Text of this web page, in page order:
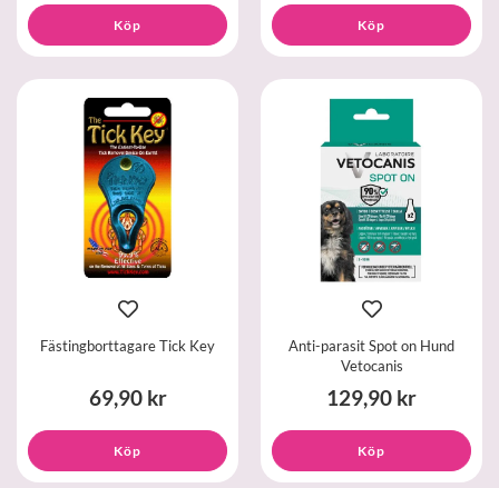
Köp Köp
Fästingborttagare Tick Key
69,90 kr
Köp
Anti-parasit Spot on Hund
Vetocanis
129,90 kr
Köp